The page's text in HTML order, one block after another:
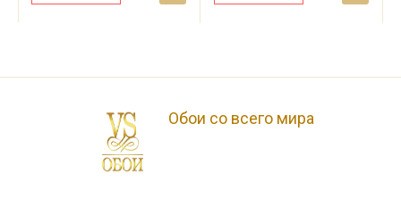
Обои со всего мира